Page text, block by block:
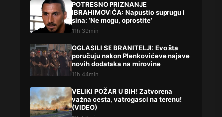
POTRESNO PRIZNANJE
IBRAHIMOVIĆA: Napustio suprugu i
sina: ‘Ne mogu, oprostite’
11h 39min
OGLASILI SE BRANITELJI: Evo šta
poručuju nakon Plenkovićeve najave
novih dodataka na mirovine
11h 44min
VELIKI POŽAR U BIH! Zatvorena
važna cesta, vatrogasci na terenu!
(VIDEO)